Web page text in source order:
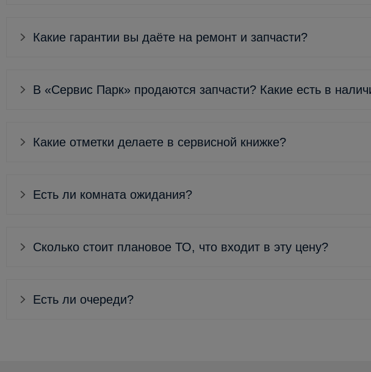
Какие гарантии вы даёте на ремонт и запчасти?
В «Сервис Парк» продаются запчасти? Какие есть в
Какие отметки делаете в сервисной книжке?
Есть ли комната ожидания?
Сколько стоит плановое ТО, что входит в эту цену?
Есть ли очереди?